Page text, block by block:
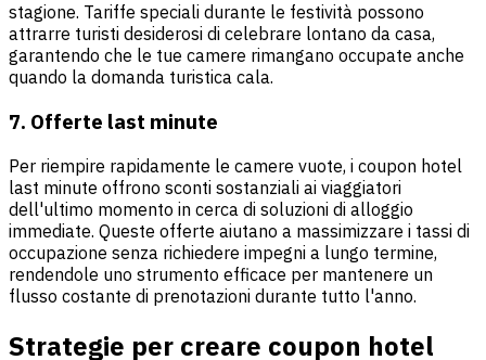
stagione. Tariffe speciali durante le festività possono
attrarre turisti desiderosi di celebrare lontano da casa,
garantendo che le tue camere rimangano occupate anche
quando la domanda turistica cala.
7. Offerte last minute
Per riempire rapidamente le camere vuote, i coupon hotel
last minute offrono sconti sostanziali ai viaggiatori
dell'ultimo momento in cerca di soluzioni di alloggio
immediate. Queste offerte aiutano a massimizzare i tassi di
occupazione senza richiedere impegni a lungo termine,
rendendole uno strumento efficace per mantenere un
flusso costante di prenotazioni durante tutto l'anno.
Strategie per creare coupon hotel